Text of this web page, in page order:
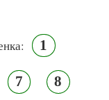
1
7 8